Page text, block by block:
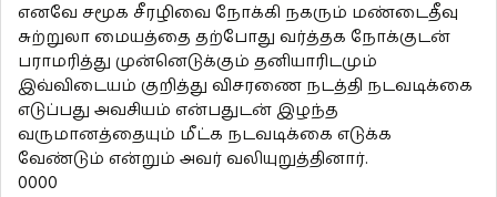
எனவே சமூக சீரழிவை நோக்கி நகரும் மண்டைதீவு
சுற்றுலா மையத்தை தற்போது வர்த்தக நோக்குடன்
பராமரித்து முன்னெடுக்கும் தனியாரிடமும்
இவ்விடையம் குறித்து விசரணை நடத்தி நடவடிக்கை
எடுப்பது அவசியம் என்பதுடன் இழந்த
வருமானத்தையும் மீட்க நடவடிக்கை எடுக்க
வேண்டும் என்றும் அவர் வலியுறுத்தினார்.
0000